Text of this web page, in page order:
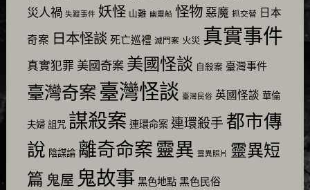
災人禍 失蹤事件 妖怪 山難 幽靈船 怪物 惡魔 抓交替 日本
奇案 日本怪談 死亡巡禮 滅門案 火災 真實事件
真實犯罪 美國奇案 美國怪談 自殺案 臺灣事件
臺灣奇案 臺灣怪談 臺灣民俗 英國怪談 華倫
夫婦 詛咒 謀殺案 連環命案 連環殺手 都市傳
說 陰謀論 離奇命案 靈異 靈異照片 靈異短
篇 鬼屋 鬼故事 黑色地點 黑色民俗